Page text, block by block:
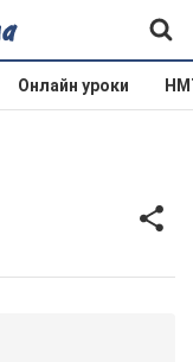
Онлайн уроки